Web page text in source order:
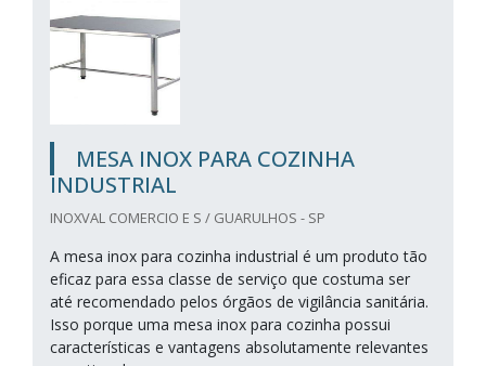
MESA INOX PARA COZINHA
INDUSTRIAL
INOXVAL COMERCIO E S / GUARULHOS - SP
A mesa inox para cozinha industrial é um produto tão
eficaz para essa classe de serviço que costuma ser
até recomendado pelos órgãos de vigilância sanitária.
Isso porque uma mesa inox para cozinha possui
características e vantagens absolutamente relevantes